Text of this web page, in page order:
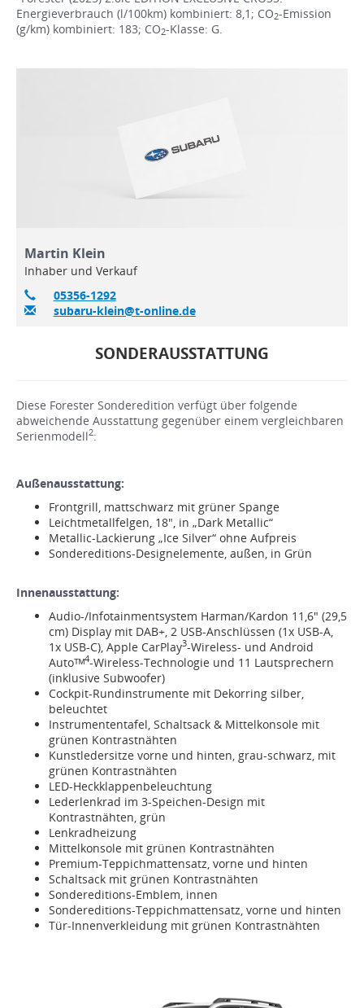
Energieverbrauch (l/100km) kombiniert: 8,1; CO2-Emission
(g/km) kombiniert: 183; CO2-Klasse: G.
Martin Klein
Inhaber und Verkauf
05356-1292
subaru-klein@t-online.de
SONDERAUSSTATTUNG
Diese Forester Sonderedition verfügt über folgende
abweichende Ausstattung gegenüber einem vergleichbaren
Serienmodell2:
Außenausstattung:
Frontgrill, mattschwarz mit grüner Spange
Leichtmetallfelgen, 18", in „Dark Metallic“
Metallic-Lackierung „Ice Silver“ ohne Aufpreis
Sondereditions-Designelemente, außen, in Grün
Innenausstattung:
Audio-/Infotainmentsystem Harman/Kardon 11,6" (29,5
cm) Display mit DAB+, 2 USB-Anschlüssen (1x USB-A,
1x USB-C), Apple CarPlay3-Wireless- und Android
Autoᵀᴹ4-Wireless-Technologie und 11 Lautsprechern
(inklusive Subwoofer)
Cockpit-Rundinstrumente mit Dekorring silber,
beleuchtet
Instrumententafel, Schaltsack & Mittelkonsole mit
grünen Kontrastnähten
Kunstledersitze vorne und hinten, grau-schwarz, mit
grünen Kontrastnähten
LED-Heckklappenbeleuchtung
Lederlenkrad im 3-Speichen-Design mit
Kontrastnähten, grün
Lenkradheizung
Mittelkonsole mit grünen Kontrastnähten
Premium-Teppichmattensatz, vorne und hinten
Schaltsack mit grünen Kontrastnähten
Sondereditions-Emblem, innen
Sondereditions-Teppichmattensatz, vorne und hinten
Tür-Innenverkleidung mit grünen Kontrastnähten